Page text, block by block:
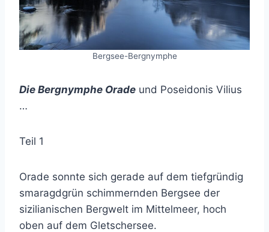
Bergsee-Bergnymphe
Die Bergnymphe Orade und Poseidonis Vilius
…
Teil 1
Orade sonnte sich gerade auf dem tiefgründig
smaragdgrün schimmernden Bergsee der
sizilianischen Bergwelt im Mittelmeer, hoch
oben auf dem Gletschersee.